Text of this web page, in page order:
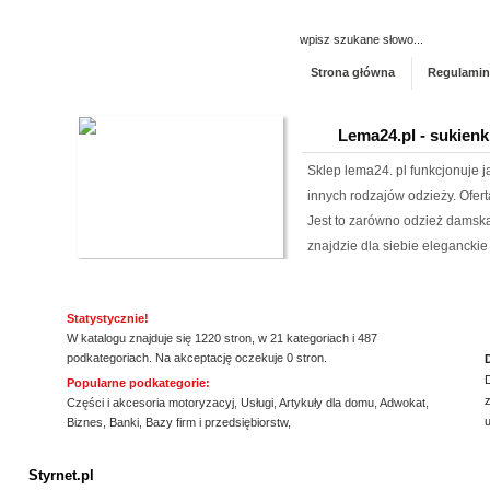
Strona główna
Lema24.pl -
Sklep lema24. pl funkcjonuje
innych rodzajów odzieży.
Jest to zarówno odzież
znajdzie dla siebie
o powrót do pełnej
nieinwazyjna. Wykonuje ją
Michałkowo. Oczywiście
Statystycznie!
W katalogu znajduje się 1220 stron, w 21 kategoriach i 487
podkategoriach. Na akceptację oczekuje 0 stron.
Popularne podkategorie:
Części i akcesoria motoryzacyj Usługi Artykuły dla domu Adwokat
Biznes
Banki Bazy firm i przedsiębiorstw,
Styrnet.pl